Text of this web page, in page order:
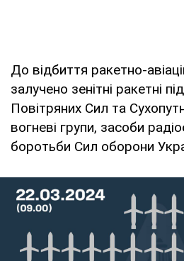
До відбиття ракетно-
залучено зенітні ракетні
Повітряних Сил та
вогневі групи, засоби
боротьби Сил оборони